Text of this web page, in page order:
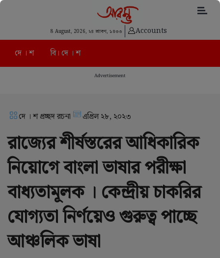
8 August, 2026, ২৪ শ্রাবণ, ১৪৩৩ Accounts
দে । শ বি। দে । শ
Advertisement
দে । শ প্রচ্ছদ রচনা এপ্রিল ২৮, ২০২৩
রাজ্যের শীর্ষস্তরের আধিকারিক
নিয়োগে বাংলা ভাষার পরীক্ষা
বাধ্যতামূলক । কেন্দ্রীয় চাকরির
যোগ্যতা নির্ণয়েও গুরুত্ব পাচ্ছে
আঞ্চলিক ভাষা